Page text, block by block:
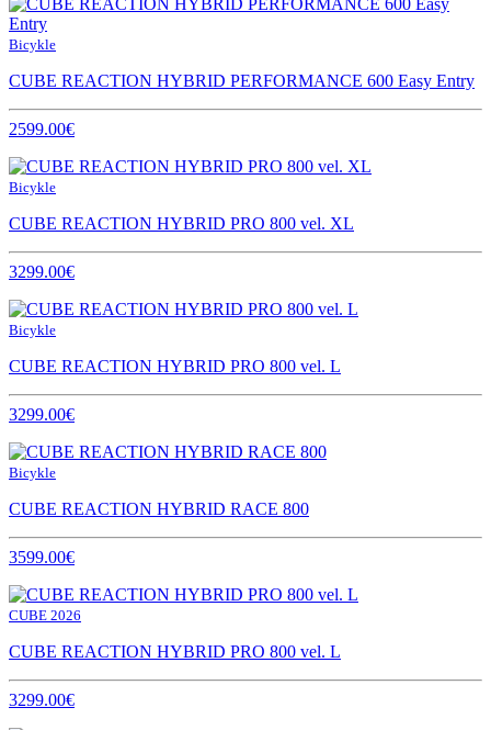
Bicykle
CUBE REACTION HYBRID PERFORMANCE 600 Easy Entry
2599.00€
Bicykle
CUBE REACTION HYBRID PRO 800 vel. XL
3299.00€
Bicykle
CUBE REACTION HYBRID PRO 800 vel. L
3299.00€
Bicykle
CUBE REACTION HYBRID RACE 800
3599.00€
CUBE 2026
CUBE REACTION HYBRID PRO 800 vel. L
3299.00€